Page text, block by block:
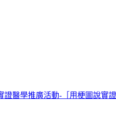
證醫學推廣活動-［用梗圖說實